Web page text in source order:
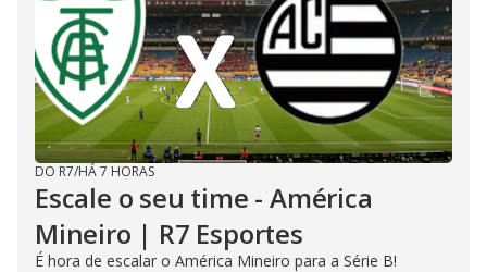
DO R7/HÁ 7 HORAS
Escale o seu time - América
Mineiro | R7 Esportes
É hora de escalar o América Mineiro para a Série B!